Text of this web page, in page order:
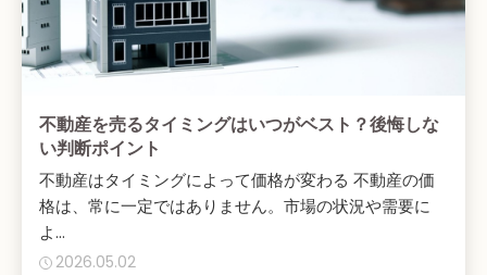
不動産を売るタイミングはいつがベスト？後悔しな
い判断ポイント
不動産はタイミングによって価格が変わる 不動産の価
格は、常に一定ではありません。市場の状況や需要に
よ...
2026.05.02